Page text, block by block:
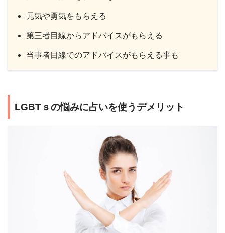
元気や勇気をもらえる
第三者目線からアドバイスがもらえる
当事者目線でのアドバイスがもらえる事も
LGBTｓの悩みに占いを使うデメリット